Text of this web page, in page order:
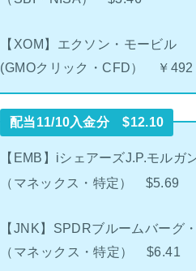
【XOM】エクソン・モービル
(GMOクリック・CFD） ￥492
配当11/10入金分 $12.10
【EMB】iシェアーズJ.P.モル
（マネックス・特定） $5.69
【JNK】SPDRブルームバーグ
（マネックス・特定） $6.41